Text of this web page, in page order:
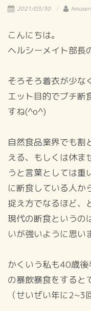
2021/03/30
こんにちは。
ヘルシーメイト部長
そろそろ着衣が少な
エット目的でプチ断
すね(^o^)
自然食品業界でも割
える、もしくは休ま
うと言葉としては重
に断食している人か
捉え方でなるほど、
現代の断食というの
いが強いように思い
かくいう私も40歳
の暴飲暴食をすると
（せいぜい年に